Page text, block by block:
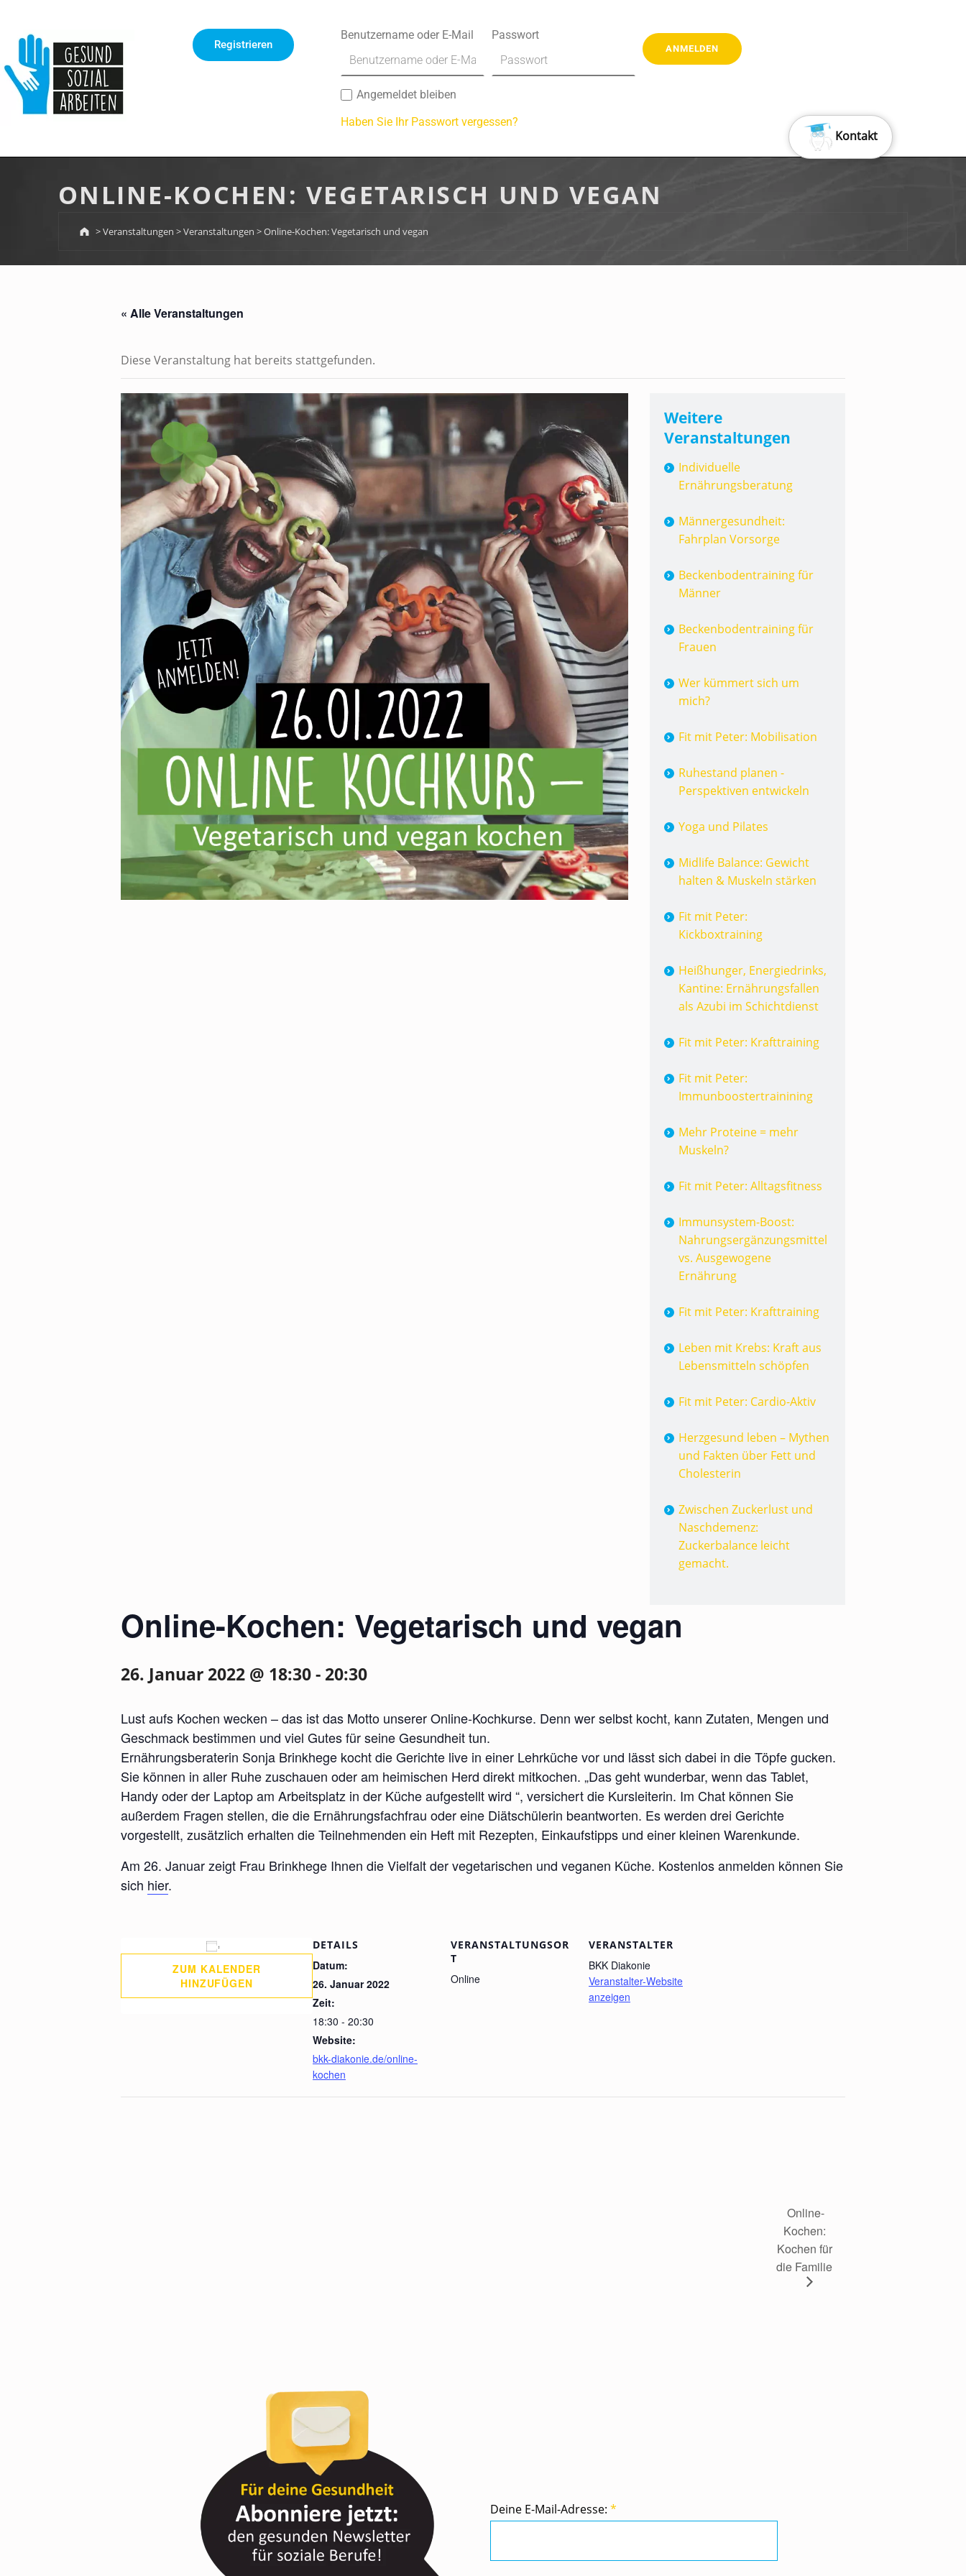
Registrieren
Benutzername oder E-Mail Passwort
Angemeldet bleiben
Haben Sie Ihr Passwort vergessen?
ONLINE-KOCHEN: VEGETARISCH UND VEGAN
>Veranstaltungen >Veranstaltungen >Online-Kochen: Vegetarisch und vegan
« Alle Veranstaltungen
Diese Veranstaltung hat bereits stattgefunden.
Weitere
Veranstaltungen
Individuelle
Ernährungsberatung
Männergesundheit:
Fahrplan Vorsorge
Beckenbodentraining für
Männer
Beckenbodentraining für
Frauen
Wer kümmert sich um
mich?
Fit mit Peter: Mobilisation
Ruhestand planen -
Perspektiven entwickeln
Yoga und Pilates
Midlife Balance: Gewicht
halten & Muskeln stärken
Fit mit Peter:
Kickboxtraining
Heißhunger, Energiedrinks,
Kantine: Ernährungsfallen
als Azubi im Schichtdienst
Fit mit Peter: Krafttraining
Fit mit Peter:
Immunboostertrainining
Mehr Proteine = mehr
Muskeln?
Fit mit Peter: Alltagsfitness
Immunsystem-Boost:
Nahrungsergänzungsmittel
vs. Ausgewogene
Ernährung
Fit mit Peter: Krafttraining
Leben mit Krebs: Kraft aus
Lebensmitteln schöpfen
Fit mit Peter: Cardio-Aktiv
Herzgesund leben – Mythen
und Fakten über Fett und
Cholesterin
Zwischen Zuckerlust und
Naschdemenz:
Zuckerbalance leicht
gemacht.
Online-Kochen: Vegetarisch und vegan
26. Januar 2022 @ 18:30- 20:30
Lust aufs Kochen wecken – das ist das Motto unserer Online-Kochkurse. Denn wer selbst kocht, kann Zutaten, Mengen und
Geschmack bestimmen und viel Gutes für seine Gesundheit tun.
Ernährungsberaterin Sonja Brinkhege kocht die Gerichte live in einer Lehrküche vor und lässt sich dabei in die Töpfe gucken.
Sie können in aller Ruhe zuschauen oder am heimischen Herd direkt mitkochen. „Das geht wunderbar, wenn das Tablet,
Handy oder der Laptop am Arbeitsplatz in der Küche aufgestellt wird “, versichert die Kursleiterin. Im Chat können Sie
außerdem Fragen stellen, die die Ernährungsfachfrau oder eine Diätschülerin beantworten. Es werden drei Gerichte
vorgestellt, zusätzlich erhalten die Teilnehmenden ein Heft mit Rezepten, Einkaufstipps und einer kleinen Warenkunde.
Am 26. Januar zeigt Frau Brinkhege Ihnen die Vielfalt der vegetarischen und veganen Küche. Kostenlos anmelden können Sie
sich hier.
ZUM KALENDER
HINZUFÜGEN
DETAILS
Datum:
26. Januar 2022
Zeit:
18:30 - 20:30
Website:
bkk-diakonie.de/online-
kochen
VERANSTALTUNGSOR
T
Online
VERANSTALTER
BKK Diakonie
Veranstalter-Website
anzeigen
Online-
Kochen:
Kochen für
die Familie
Deine E-Mail-Adresse: *
Kontakt